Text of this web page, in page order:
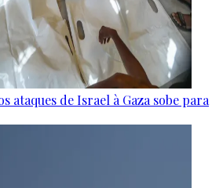
ataques de Israel à Gaza sobe para